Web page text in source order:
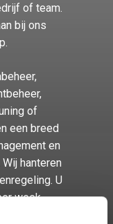
of team.
bij ons
of
een breed
en
hanteren
U
week